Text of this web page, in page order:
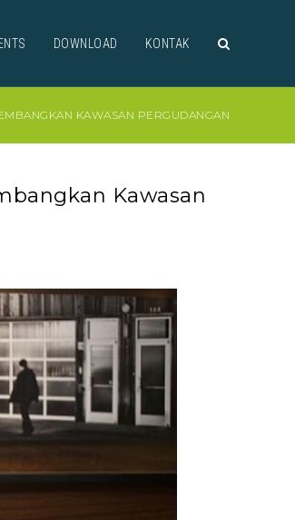
DOWNLOAD KONTAK
KAWASAN PERGUDANGAN
Kawasan